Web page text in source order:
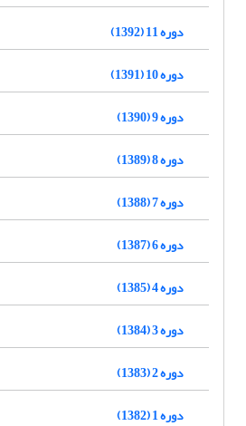
دوره 11 (1392)
دوره 10 (1391)
دوره 9 (1390)
دوره 8 (1389)
دوره 7 (1388)
دوره 6 (1387)
دوره 4 (1385)
دوره 3 (1384)
دوره 2 (1383)
دوره 1 (1382)